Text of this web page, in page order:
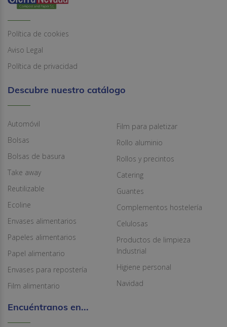
Política de cookies
Aviso Legal
Política de privacidad
Descubre nuestro catálogo
Automóvil
Bolsas
Bolsas de basura
Take away
Reutilizable
Ecoline
Envases alimentarios
Papeles alimentarios
Papel alimentario
Envases para repostería
Film alimentario
Film para paletizar
Rollo aluminio
Rollos y precintos
Catering
Guantes
Complementos hostelería
Celulosas
Productos de limpieza
Industrial
Higiene personal
Navidad
Encuéntranos en...